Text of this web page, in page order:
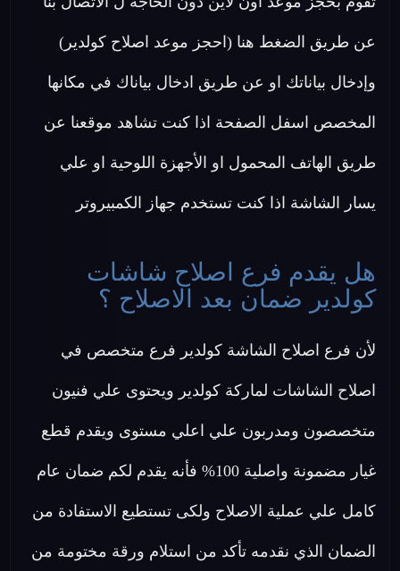
عن طريق الضغط هنا (احجز موعد اصلاح كولدير)
وإدخال بياناتك او عن طريق ادخال بياناك في مكانها
المخصص اسفل الصفحة اذا كنت تشاهد موقعنا عن
طريق الهاتف المحمول او الأجهزة اللوحية او علي
يسار الشاشة اذا كنت تستخدم جهاز الكمبيروتر
هل يقدم فرع اصلاح شاشات
كولدير ضمان بعد الاصلاح ؟
لأن فرع اصلاح الشاشة كولدير فرع متخصص في
اصلاح الشاشات لماركة كولدير ويحتوى علي فنيون
متخصصون ومدربون علي اعلي مستوى ويقدم قطع
غيار مضمونة واصلية 100% فأنه يقدم لكم ضمان عام
كامل علي عملية الاصلاح ولكى تستطيع الاستفادة من
الضمان الذي نقدمه تأكد من استلام ورقة مختومة من